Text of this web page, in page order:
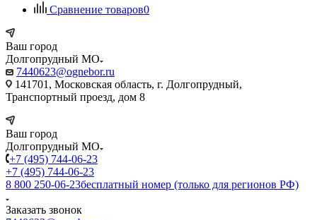
Сравнение товаров0
Ваш город
Долгопрудный МО
7440623@ognebor.ru
141701, Московская область, г. Долгопрудный,
Транспортный проезд, дом 8
Ваш город
Долгопрудный МО
+7 (495) 744-06-23
+7 (495) 744-06-23
8 800 250-06-23бесплатный номер (только для регионов РФ)
Заказать звонок